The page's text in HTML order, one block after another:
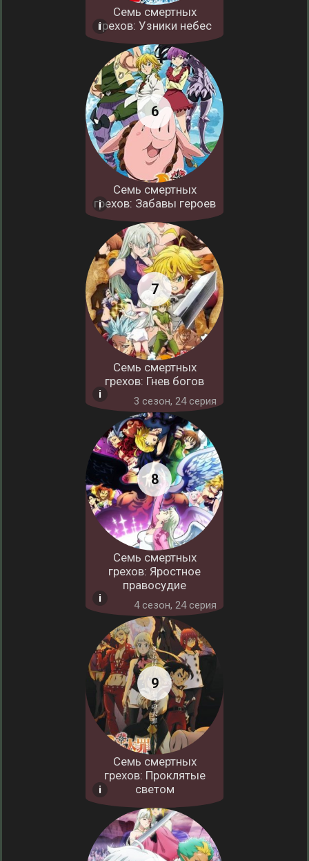
Семь смертных
грехов: Узники небес
Семь смертных
грехов: Забавы героев
Семь смертных
грехов: Гнев богов
3 cезон, 24 серия
Семь смертных
грехов: Яростное
правосудие
4 cезон, 24 серия
Семь смертных
грехов: Проклятые
светом